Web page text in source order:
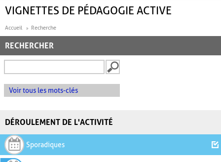
VIGNETTES DE PÉDAGOGIE ACTIVE
Accueil Recherche
RECHERCHER
Voir tous les mots-clés
DÉROULEMENT DE L'ACTIVITÉ
Sporadiques